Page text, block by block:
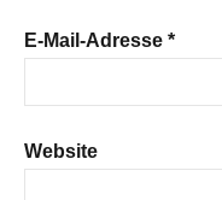
E-Mail-Adresse *
Website